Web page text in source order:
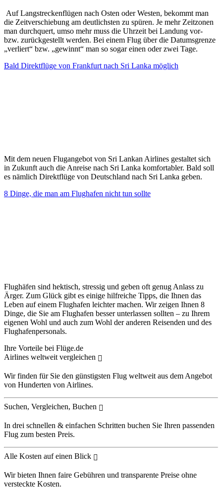
Auf Langstreckenflügen nach Osten oder Westen, bekommt man
die Zeitverschiebung am deutlichsten zu spüren. Je mehr Zeitzonen
man durchquert, umso mehr muss die Uhrzeit bei Landung vor-
bzw. zurückgestellt werden. Bei einem Flug über die Datumsgrenze
„verliert“ bzw. „gewinnt“ man so sogar einen oder zwei Tage.
Bald Direktflüge von Frankfurt nach Sri Lanka möglich
Mit dem neuen Flugangebot von Sri Lankan Airlines gestaltet sich
in Zukunft auch die Anreise nach Sri Lanka komfortabler. Bald soll
es nämlich Direktflüge von Deutschland nach Sri Lanka geben.
8 Dinge, die man am Flughafen nicht tun sollte
Flughäfen sind hektisch, stressig und geben oft genug Anlass zu
Ärger. Zum Glück gibt es einige hilfreiche Tipps, die Ihnen das
Leben auf einem Flughafen leichter machen. Wir zeigen Ihnen 8
Dinge, die Sie am Flughafen besser unterlassen sollten – zu Ihrem
eigenen Wohl und auch zum Wohl der anderen Reisenden und des
Flughafenpersonals.
Ihre Vorteile bei Flüge.de
Airlines weltweit vergleichen
Wir finden für Sie den günstigsten Flug weltweit aus dem Angebot
von Hunderten von Airlines.
Suchen, Vergleichen, Buchen
In drei schnellen & einfachen Schritten buchen Sie Ihren passenden
Flug zum besten Preis.
Alle Kosten auf einen Blick
Wir bieten Ihnen faire Gebühren und transparente Preise ohne
versteckte Kosten.